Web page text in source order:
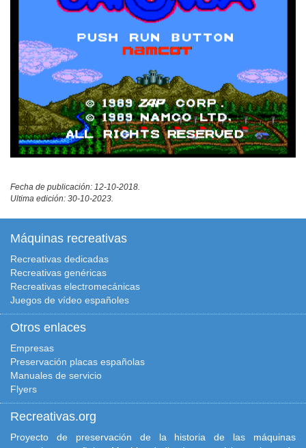
Fecha de publicación: 12-10-2018.
Ultima edición: 30-10-2023.
Máquinas recreativas
Recreativas dedicadas
Recreativas genéricas
Recreativas electromecánicas
Juegos de vídeo españoles
Otros enlaces
Empresas
Preservación placas españolas
Manuales de servicio
Flyers
Recreativas.org
Proyecto de preservación de la historia de las máquinas